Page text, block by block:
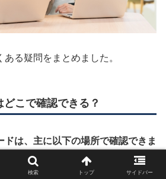
る疑問をまとめました。
こで確認できる？
ドは、主に以下の場所で確認できま
検索 トップ サイドバー